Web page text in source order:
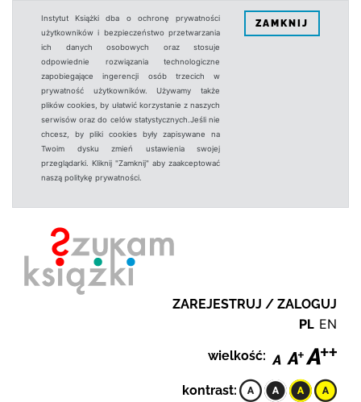
Instytut Książki dba o ochronę prywatności
użytkowników i bezpieczeństwo przetwarzania
ich danych osobowych oraz stosuje
odpowiednie rozwiązania technologiczne
zapobiegające ingerencji osób trzecich w
prywatność użytkowników. Używamy także
plików cookies, by ułatwić korzystanie z naszych
serwisów oraz do celów statystycznych.Jeśli nie
chcesz, by pliki cookies były zapisywane na
Twoim dysku zmień ustawienia swojej
przeglądarki. Kliknij "Zamknij" aby zaakceptować
naszą politykę prywatności.
ZAMKNIJ
ZAREJESTRUJ / ZALOGUJ
PL EN
wielkość:
kontrast: